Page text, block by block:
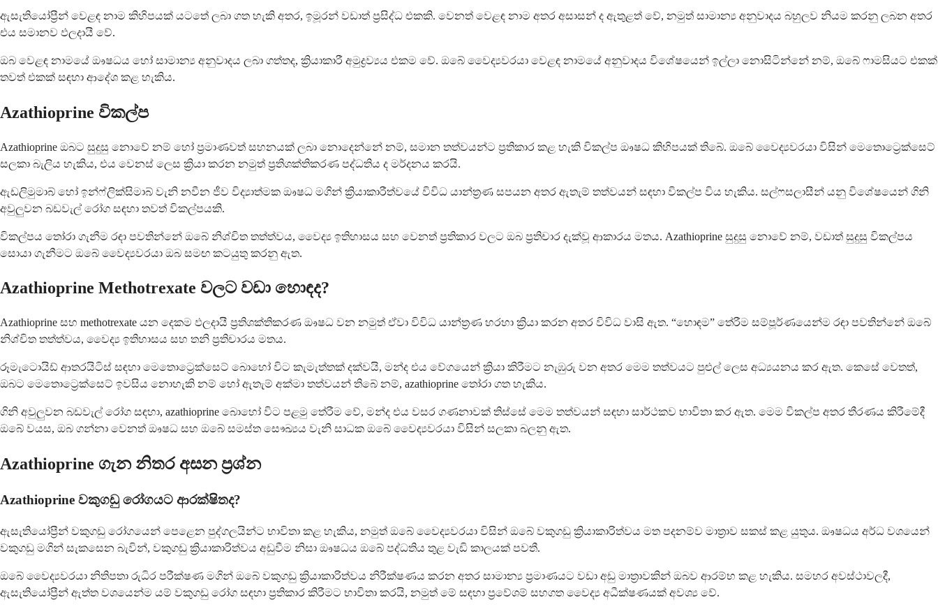
ඇසැතියෝප්‍රීන් වෙළඳ නාම කිහිපයක් යටතේ ලබා ගත හැකි අතර, ඉමූරන් වඩාත් ප්‍රසිද්ධ එකකි. වෙනත් වෙළඳ නාම අතර අසාසන් ද ඇතුළත් වේ, නමුත් සාමාන්‍ය අනුවාදය බහුලව නියම කරනු ලබන අතර
එය සමානව ඵලදායී වේ.
ඔබ වෙළඳ නාමයේ ඖෂධය හෝ සාමාන්‍ය අනුවාදය ලබා ගත්තද, ක්‍රියාකාරී අමුද්‍රව්‍යය එකම වේ. ඔබේ වෛද්‍යවරයා වෙළඳ නාමයේ අනුවාදය විශේෂයෙන් ඉල්ලා නොසිටින්නේ නම්, ඔබේ ෆාමසියට එකක්
තවත් එකක් සඳහා ආදේශ කළ හැකිය.
Azathioprine විකල්ප
Azathioprine ඔබට සුදුසු නොවේ නම් හෝ ප්‍රමාණවත් සහනයක් ලබා නොදෙන්නේ නම්, සමාන තත්වයන්ට ප්‍රතිකාර කළ හැකි විකල්ප ඖෂධ කිහිපයක් තිබේ. ඔබේ වෛද්‍යවරයා විසින් මෙතොට්‍රෙක්සෙට්
සලකා බැලිය හැකිය, එය වෙනස් ලෙස ක්‍රියා කරන නමුත් ප්‍රතිශක්තිකරණ පද්ධතිය ද මර්දනය කරයි.
ඇඩලිමුමාබ් හෝ ඉන්ෆ්ලික්සිමාබ් වැනි නවීන ජීව විද්‍යාත්මක ඖෂධ මගින් ක්‍රියාකාරීත්වයේ විවිධ යාන්ත්‍රණ සපයන අතර ඇතැම් තත්වයන් සඳහා විකල්ප විය හැකිය. සල්ෆසලාසීන් යනු විශේෂයෙන් ගිනි
අවුලුවන බඩවැල් රෝග සඳහා තවත් විකල්පයකි.
විකල්පය තෝරා ගැනීම රඳා පවතින්නේ ඔබේ නිශ්චිත තත්ත්වය, වෛද්‍ය ඉතිහාසය සහ වෙනත් ප්‍රතිකාර වලට ඔබ ප්‍රතිචාර දැක්වූ ආකාරය මතය. Azathioprine සුදුසු නොවේ නම්, වඩාත් සුදුසු විකල්පය
සොයා ගැනීමට ඔබේ වෛද්‍යවරයා ඔබ සමඟ කටයුතු කරනු ඇත.
Azathioprine Methotrexate වලට වඩා හොඳද?
Azathioprine සහ methotrexate යන දෙකම ඵලදායී ප්‍රතිශක්තිකරණ ඖෂධ වන නමුත් ඒවා විවිධ යාන්ත්‍රණ හරහා ක්‍රියා කරන අතර විවිධ වාසි ඇත. “හොඳම” තේරීම සම්පූර්ණයෙන්ම රඳා පවතින්නේ ඔබේ
නිශ්චිත තත්ත්වය, වෛද්‍ය ඉතිහාසය සහ තනි ප්‍රතිචාරය මතය.
රූමැටොයිඩ් ආතරයිටිස් සඳහා මෙතොට්‍රෙක්සෙට් බොහෝ විට කැමැත්තක් දක්වයි, මන්ද එය වේගයෙන් ක්‍රියා කිරීමට නැඹුරු වන අතර මෙම තත්වයට පුළුල් ලෙස අධ්‍යයනය කර ඇත. කෙසේ වෙතත්,
ඔබට මෙතොට්‍රෙක්සෙට් ඉවසිය නොහැකි නම් හෝ ඇතැම් අක්මා තත්වයන් තිබේ නම්, azathioprine තෝරා ගත හැකිය.
ගිනි අවුලුවන බඩවැල් රෝග සඳහා, azathioprine බොහෝ විට පළමු තේරීම වේ, මන්ද එය වසර ගණනාවක් තිස්සේ මෙම තත්වයන් සඳහා සාර්ථකව භාවිතා කර ඇත. මෙම විකල්ප අතර තීරණය කිරීමේදී
ඔබේ වයස, ඔබ ගන්නා වෙනත් ඖෂධ සහ ඔබේ සමස්ත සෞඛ්‍යය වැනි සාධක ඔබේ වෛද්‍යවරයා විසින් සලකා බලනු ඇත.
Azathioprine ගැන නිතර අසන ප්‍රශ්න
Azathioprine වකුගඩු රෝගයට ආරක්ෂිතද?
ඇසැතියෝප්‍රීන් වකුගඩු රෝගයෙන් පෙළෙන පුද්ගලයින්ට භාවිතා කළ හැකිය, නමුත් ඔබේ වෛද්‍යවරයා විසින් ඔබේ වකුගඩු ක්‍රියාකාරිත්වය මත පදනම්ව මාත්‍රාව සකස් කළ යුතුය. ඖෂධය අර්ධ වශයෙන්
වකුගඩු මගින් සැකසෙන බැවින්, වකුගඩු ක්‍රියාකාරිත්වය අඩුවීම නිසා ඖෂධය ඔබේ පද්ධතිය තුළ වැඩි කාලයක් පවතී.
ඔබේ වෛද්‍යවරයා නිතිපතා රුධිර පරීක්ෂණ මගින් ඔබේ වකුගඩු ක්‍රියාකාරිත්වය නිරීක්ෂණය කරන අතර සාමාන්‍ය ප්‍රමාණයට වඩා අඩු මාත්‍රාවකින් ඔබව ආරම්භ කළ හැකිය. සමහර අවස්ථාවලදී,
ඇසැතියෝප්‍රීන් ඇත්ත වශයෙන්ම යම් වකුගඩු රෝග සඳහා ප්‍රතිකාර කිරීමට භාවිතා කරයි, නමුත් මේ සඳහා ප්‍රවේශම් සහගත වෛද්‍ය අධීක්ෂණයක් අවශ්‍ය වේ.